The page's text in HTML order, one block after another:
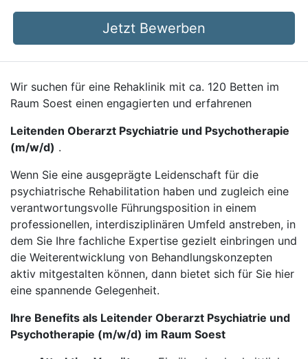
Jetzt Bewerben
Wir suchen für eine Rehaklinik mit ca. 120 Betten im
Raum Soest einen engagierten und erfahrenen
Leitenden Oberarzt Psychiatrie und Psychotherapie
(m/w/d) .
Wenn Sie eine ausgeprägte Leidenschaft für die
psychiatrische Rehabilitation haben und zugleich eine
verantwortungsvolle Führungsposition in einem
professionellen, interdisziplinären Umfeld anstreben, in
dem Sie Ihre fachliche Expertise gezielt einbringen und
die Weiterentwicklung von Behandlungskonzepten
aktiv mitgestalten können, dann bietet sich für Sie hier
eine spannende Gelegenheit.
Ihre Benefits als Leitender Oberarzt Psychiatrie und
Psychotherapie (m/w/d) im Raum Soest